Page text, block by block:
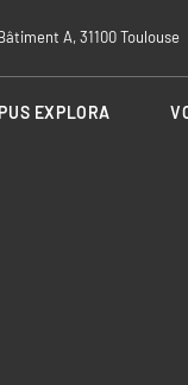
A, 31100 Toulouse
EXPLORA